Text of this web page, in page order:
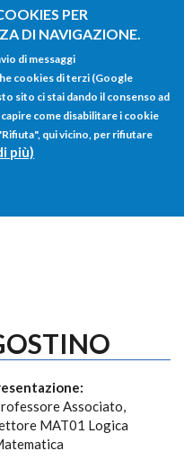
PER
DI NAVIGAZIONE.
di messaggi
cookies di terzi (Google
sito ci stai dando il consenso ad
come disabilitare i cookie
qui vicino, per rifiutare
più)
Associato,
MAT01 Logica